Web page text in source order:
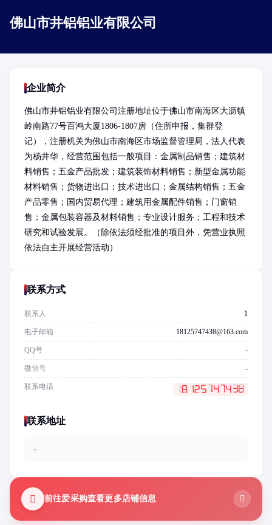
佛山市井铝铝业有限公司
企业简介
佛山市井铝铝业有限公司注册地址位于佛山市南海区大沥镇
岭南路77号百鸿大厦1806-1807房（住所申报，集群登
记），注册机关为佛山市南海区市场监督管理局，法人代表
为杨井华，经营范围包括一般项目：金属制品销售；建筑材
料销售；五金产品批发；建筑装饰材料销售；新型金属功能
材料销售；货物进出口；技术进出口；金属结构销售；五金
产品零售；国内贸易代理；建筑用金属配件销售；门窗销
售；金属包装容器及材料销售；专业设计服务；工程和技术
研究和试验发展。（除依法须经批准的项目外，凭营业执照
依法自主开展经营活动）
联系方式
联系人 1
电子邮箱 18125747438@163.com
QQ号 -
微信号 -
联系电话
联系地址
-
前往爱采购查看更多店铺信息